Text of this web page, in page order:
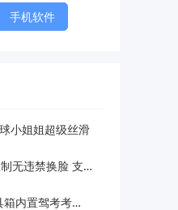
手机软件
小姐姐超级丝滑
换脸 支持照片/视频
考题 去水印等功能